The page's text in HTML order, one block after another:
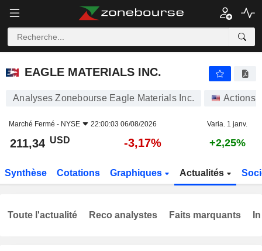
EAGLE MATERIALS INC.
EAGLE MATERIALS INC.
Analyses Zonebourse Eagle Materials Inc. Actions
Marché Fermé - NYSE 22:00:03 06/08/2026 Varia. 1 janv.
211,34 USD -3,17% +2,25%
Synthèse Cotations Graphiques Actualités
Toute l'actualité Reco analystes Faits marquants